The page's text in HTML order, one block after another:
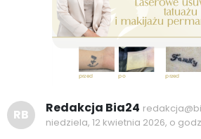
RB Redakcja Bia24
niedziela, 12 kwietnia 2026, o